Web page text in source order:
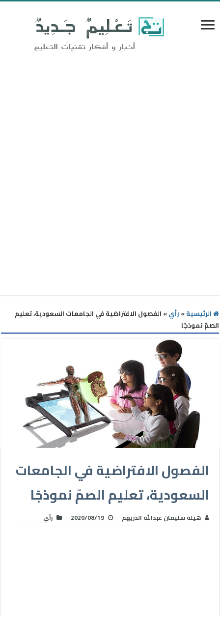
الرئيسية» رأي» الفصول الافتراضية في الجامعات السعودية، تعليم
الصمّ نموذجًا
الفصول الافتراضية في الجامعات
السعودية، تعليم الصمّ نموذجًا
هيله سليمان عبدالله الدريهم 2020/08/19 رأي